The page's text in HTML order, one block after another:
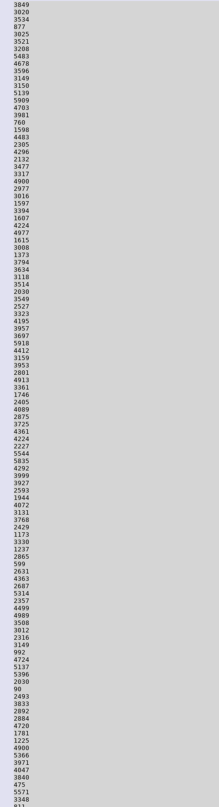
3849
3020
3534
877
3025
3521
3208
5483
4678
3596
3149
3150
5139
5909
4703
3981
760
1598
4483
2305
4296
2132
3477
3317
4900
2977
3016
1597
3394
1607
4224
4977
1615
3008
1373
3794
3634
3118
3514
2030
3549
2527
3323
4195
3957
3697
5918
4412
3159
3953
2801
4913
3361
1746
2405
4089
2875
3725
4361
4224
2227
5544
5835
4292
3999
3927
2593
1944
4072
3131
3768
2429
1173
3330
1237
2865
599
2631
4363
2687
5314
2357
4499
4989
3508
3012
2316
3149
992
4724
5137
5396
2030
90
2493
3833
2892
2884
4720
1781
1225
4900
5366
3971
4047
3840
475
5571
3348